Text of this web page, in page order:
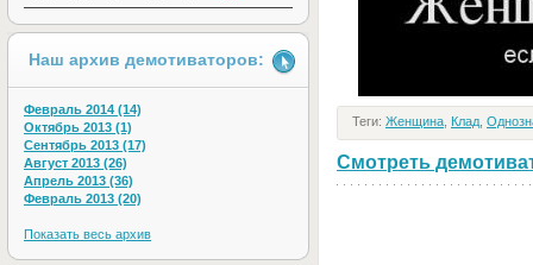
Теги: Женщина Клад
Смотреть
Наш архив демотиваторов:
Февраль 2014 (14)
Октябрь 2013 (1)
Сентябрь 2013 (17)
Август 2013 (26)
Апрель 2013 (36)
Февраль 2013 (20)
Показать весь архив